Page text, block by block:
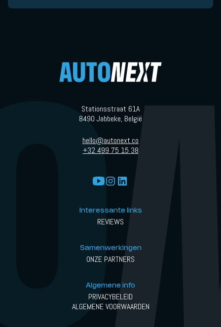
Stationsstraat 61A
8490 Jabbeke, België
hello@autonext.co
+32 499 75 15 38
Interessante links
REVIEWS
Samenwerkingen
ONZE PARTNERS
Algemene info
PRIVACYBELEID
ALGEMENE VOORWAARDEN